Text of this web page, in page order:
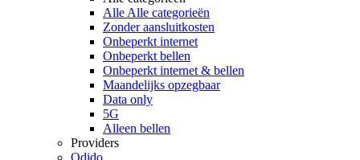
Alle Alle categorieën
Zonder aansluitkosten
Onbeperkt internet
Onbeperkt bellen
Onbeperkt internet & bellen
Maandelijks opzegbaar
Data only
5G
Alleen bellen
Providers
Odido